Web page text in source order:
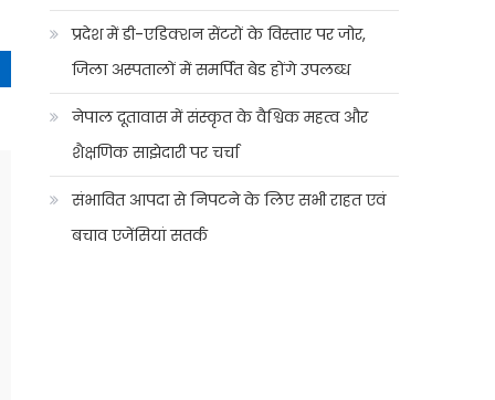
प्रदेश में डी-एडिक्शन सेंटरों के विस्तार पर जोर,
जिला अस्पतालों में समर्पित बेड होंगे उपलब्ध
नेपाल दूतावास में संस्कृत के वैश्विक महत्व और
शैक्षणिक साझेदारी पर चर्चा
संभावित आपदा से निपटने के लिए सभी राहत एवं
बचाव एजेंसियां सतर्क